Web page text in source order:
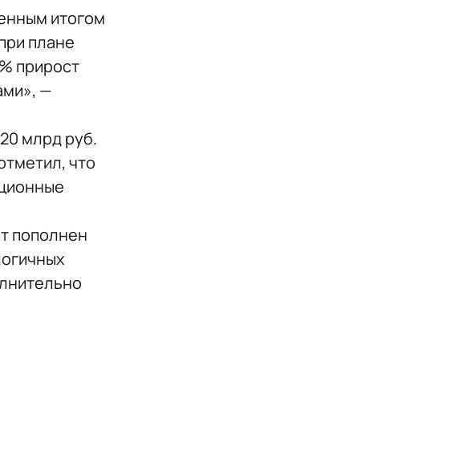
итогом
плане
прирост
—
млрд руб.
что
пополнен